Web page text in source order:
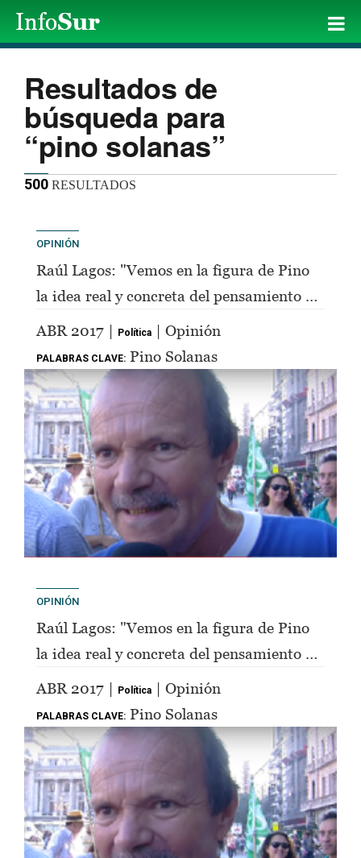
Resultados de
búsqueda para
“pino solanas”
500 RESULTADOS
OPINIÓN
Raúl Lagos: "Vemos en la figura de Pino
la idea real y concreta del pensamiento de
Perón"
ABR 2017 | Política | Opinión
PALABRAS CLAVE: Pino Solanas
OPINIÓN
Raúl Lagos: "Vemos en la figura de Pino
la idea real y concreta del pensamiento de
Perón"
ABR 2017 | Política | Opinión
PALABRAS CLAVE: Pino Solanas